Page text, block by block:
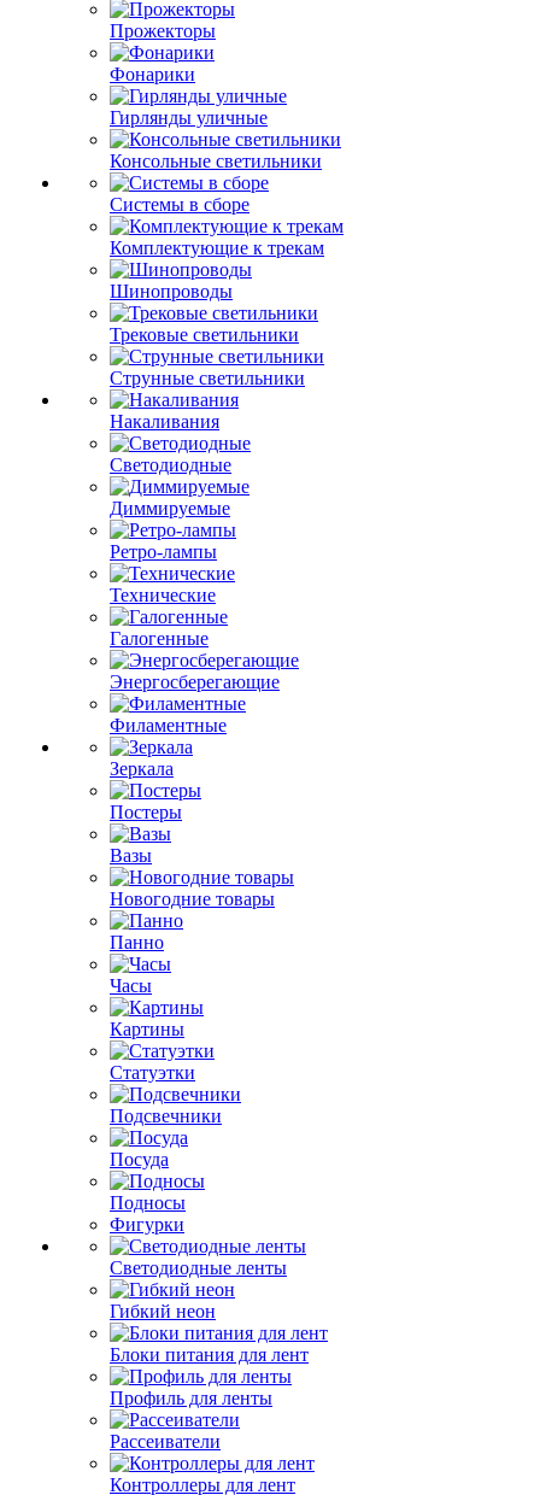
Прожекторы
Фонарики
Гирлянды уличные
Консольные светильники
Системы в сборе
Комплектующие к трекам
Шинопроводы
Трековые светильники
Струнные светильники
Накаливания
Светодиодные
Диммируемые
Ретро-лампы
Технические
Галогенные
Энергосберегающие
Филаментные
Зеркала
Постеры
Вазы
Новогодние товары
Панно
Часы
Картины
Статуэтки
Подсвечники
Посуда
Подносы
Фигурки
Светодиодные ленты
Гибкий неон
Блоки питания для лент
Профиль для ленты
Рассеиватели
Контроллеры для лент